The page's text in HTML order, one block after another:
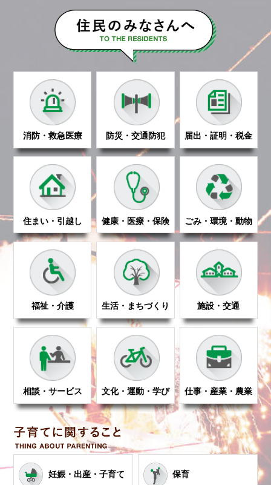
会の開催のお知らせ
2026年8月5日 New!
音声による広報つくばみらい(2026年8月号)
2026年8月5日 New!
夏季の水道メーター検針時間について
2026年8月5日 New!
夏休みの食を応援！ 〜夏休み「おうちでご
はん」応援プロジェクト〜
2026年8月5日 New!
8月6日（木曜日）正午から予約受付開始で
す！ 令和8年度 子育て応援イベント第3
弾 おやこハロウィンパーティー2026
2026年8月5日 New!
パブリック・コメント（意見公募）のお知ら
2026年8月5日 New!
令和8年度 つくばみらい市放課後（公設）児
童クラブご案内
2026年8月4日 New!
消防・救急医療 防災・交通防犯 届出・証明・税金
住まい・引越し 健康・医療・保険 ごみ・環境・動物
福祉・介護 生活・まちづくり 施設・交通
相談・サービス 文化・運動・学び 仕事・産業・農業
子育てに関すること
妊娠・出産・子育て 保育